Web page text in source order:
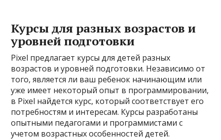
Курсы для разных возрастов и
уровней подготовки
Pixel предлагает курсы для детей разных
возрастов и уровней подготовки. Независимо от
того, является ли ваш ребенок начинающим или
уже имеет некоторый опыт в программировании,
в Pixel найдется курс, который соответствует его
потребностям и интересам. Курсы разработаны
опытными педагогами и программистами с
учетом возрастных особенностей детей.